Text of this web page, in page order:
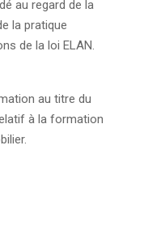
au regard de la
la pratique
de la loi ELAN.
au titre du
à la formation